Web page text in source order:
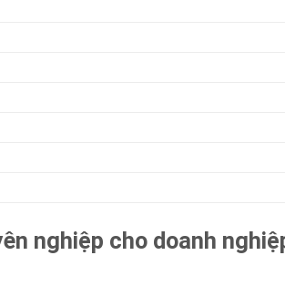
nghiệp cho doanh